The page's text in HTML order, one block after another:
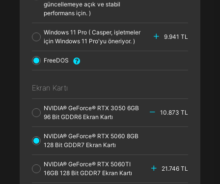
güncellemeye açık ve stabil
performans için. )
Windows 11 Pro ( Casper, işletmeler
için Windows 11 Pro'yu öneriyor. )
9.941 TL
FreeDOS
Ekran Kartı
NVIDIA® GeForce® RTX 3050 6GB
96 Bit GDDR6 Ekran Kartı
10.873 TL
NVIDIA® GeForce® RTX 5060 8GB
128 Bit GDDR7 Ekran Kartı
NVIDIA® GeForce® RTX 5060TI
16GB 128 Bit GDDR7 Ekran Kartı
21.746 TL